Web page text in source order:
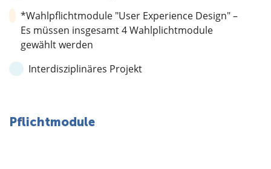
*Wahlpflichtmodule "User Experience Design" –
Es müssen insgesamt 4 Wahlplichtmodule
gewählt werden
Interdisziplinäres Projekt
Pflichtmodule